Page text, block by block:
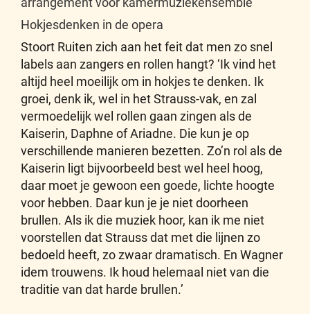
Hokjesdenken in de opera
Stoort Ruiten zich aan het feit dat men zo snel
labels aan zangers en rollen hangt? ‘Ik vind het
altijd heel moeilijk om in hokjes te denken. Ik
groei, denk ik, wel in het Strauss-vak, en zal
vermoedelijk wel rollen gaan zingen als de
Kaiserin, Daphne of Ariadne. Die kun je op
verschillende manieren bezetten. Zo’n rol als de
Kaiserin ligt bijvoorbeeld best wel heel hoog,
daar moet je gewoon een goede, lichte hoogte
voor hebben. Daar kun je je niet doorheen
brullen. Als ik die muziek hoor, kan ik me niet
voorstellen dat Strauss dat met die lijnen zo
bedoeld heeft, zo zwaar dramatisch. En Wagner
idem trouwens. Ik houd helemaal niet van die
traditie van dat harde brullen.’